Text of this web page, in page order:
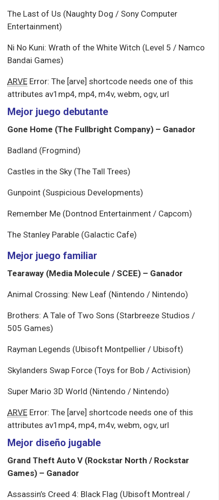
The Last of Us (Naughty Dog / Sony Computer
Entertainment)
Ni No Kuni: Wrath of the White Witch (Level 5 / Namco
Bandai Games)
ARVE Error: The [arve] shortcode needs one of this
attributes av1mp4, mp4, m4v, webm, ogv, url
Mejor juego debutante
Gone Home (The Fullbright Company) – Ganador
Badland (Frogmind)
Castles in the Sky (The Tall Trees)
Gunpoint (Suspicious Developments)
Remember Me (Dontnod Entertainment / Capcom)
The Stanley Parable (Galactic Cafe)
Mejor juego familiar
Tearaway (Media Molecule / SCEE) – Ganador
Animal Crossing: New Leaf (Nintendo / Nintendo)
Brothers: A Tale of Two Sons (Starbreeze Studios /
505 Games)
Rayman Legends (Ubisoft Montpellier / Ubisoft)
Skylanders Swap Force (Toys for Bob / Activision)
Super Mario 3D World (Nintendo / Nintendo)
ARVE Error: The [arve] shortcode needs one of this
attributes av1mp4, mp4, m4v, webm, ogv, url
Mejor diseño jugable
Grand Theft Auto V (Rockstar North / Rockstar
Games) – Ganador
Assassin’s Creed 4: Black Flag (Ubisoft Montreal /